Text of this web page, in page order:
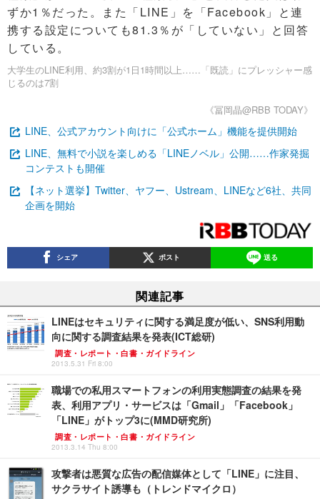
ずか1％だった。また「LINE」を「Facebook」と連
携する設定についても81.3％が「していない」と回答
している。
大学生のLINE利用、約3割が1日1時間以上……「既読」にプレッシャー感
じるのは7割
《冨岡晶@RBB TODAY》
LINE、公式アカウント向けに「公式ホーム」機能を提供開始
LINE、無料で小説を楽しめる「LINEノベル」公開……作家発掘
コンテストも開催
【ネット選挙】Twitter、ヤフー、Ustream、LINEなど6社、共同
企画を開始
シェア ポスト 送る
関連記事
LINEはセキュリティに関する満足度が低い、SNS利用動
向に関する調査結果を発表(ICT総研)
調査・レポート・白書・ガイドライン
2013.5.31 Fri 8:00
職場での私用スマートフォンの利用実態調査の結果を発
表、利用アプリ・サービスは「Gmail」「Facebook」
「LINE」がトップ3に(MMD研究所)
調査・レポート・白書・ガイドライン
2013.3.14 Thu 8:00
攻撃者は悪質な広告の配信媒体として「LINE」に注目、
サクラサイト誘導も（トレンドマイクロ）